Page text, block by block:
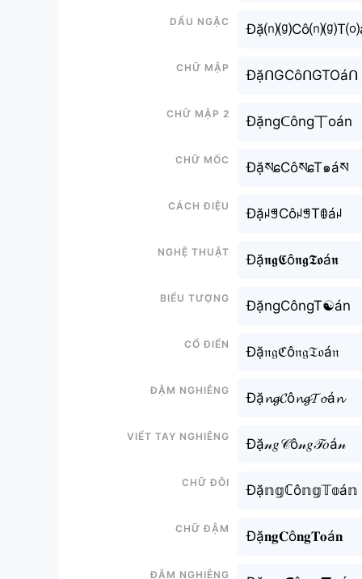
Dấu ngặc
Chữ mập
ĐặᑎGCôᑎGTOáᑎ
Chữ mập 2
Đặngᑕông丅oán
Chữ mốc
ĐặསɕCôསɕT๑áས
Cách điệu
ĐặꈤꁅCôꈤꁅTꂦáꈤ
Nghệ thuật
Đặ𝖓𝖌𝕮ô𝖓𝖌𝕿𝖔á𝖓
Biểu tượng
ĐặngCôngT☯án
Cổ điển
Đặ𝔫𝔤ℭô𝔫𝔤𝔗𝔬á𝔫
Đậm nghiêng
Đặ𝓷𝓰𝓒ô𝓷𝓰𝓣𝓸á𝓷
Viết tay nghiêng
Đặ𝓃𝑔𝒞ô𝓃𝑔𝒯𝑜á𝓃
Chữ đôi
Đặ𝕟𝕘ℂô𝕟𝕘𝕋𝕠á𝕟
Chữ đậm
Đặ𝐧𝐠𝐂ô𝐧𝐠𝐓𝐨á𝐧
Đậm nghiêng